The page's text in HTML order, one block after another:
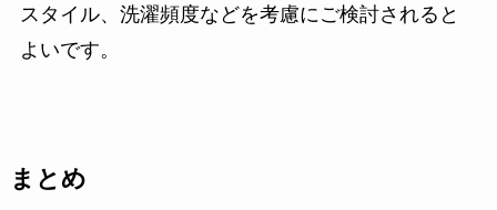
スタイル、洗濯頻度などを考慮にご検討されると
よいです。
まとめ